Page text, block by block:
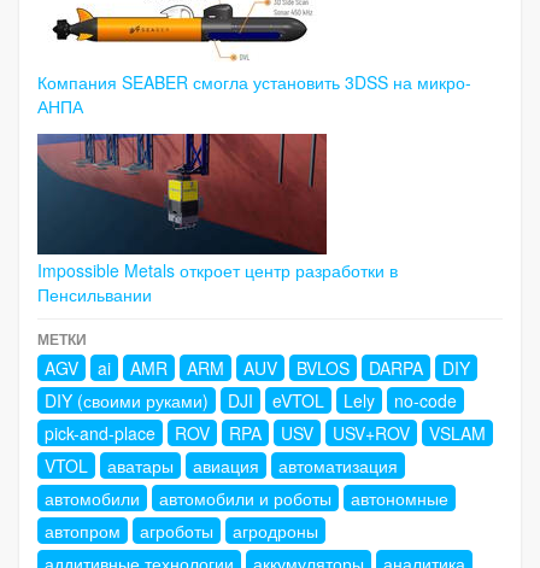
Компания SEABER смогла установить 3DSS на микро-
АНПА
Impossible Metals откроет центр разработки в
Пенсильвании
МЕТКИ
AGV ai AMR ARM AUV BVLOS DARPA
DIY
DIY (своими руками)
DJI eVTOL Lely
no-code
pick-and-place
ROV RPA USV USV+ROV
VSLAM
VTOL
аватары авиация
автоматизация
автомобили
автомобили и роботы
автономные
автопром
агроботы
агродроны
аддитивные технологии
аккумуляторы
аналитика